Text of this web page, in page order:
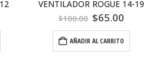
VENTILADOR ROGUE 14-19
$100.00 $65.00
AÑADIR AL CARRITO